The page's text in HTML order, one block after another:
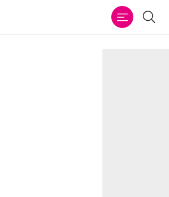
Cercar